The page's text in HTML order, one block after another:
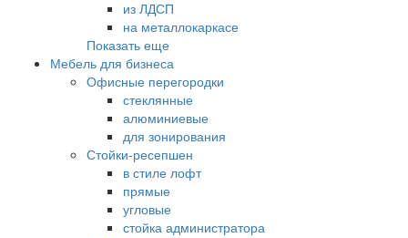
из ЛДСП
на металлокаркасе
Показать еще
Мебель для бизнеса
Офисные перегородки
стеклянные
алюминиевые
для зонирования
Стойки-ресепшен
в стиле лофт
прямые
угловые
стойка администратора